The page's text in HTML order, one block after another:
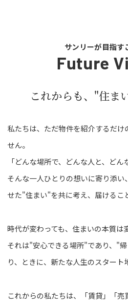
サンリーが目指す
Future
これからも、"住ま
私たちは、ただ物件を紹介するだけ
せん。
「どんな場所で、どんな人と、どん
そんな一人ひとりの想いに寄り添い、
せた"住まい"を共に考え、届けるこ
時代が変わっても、住まいの本質は
それは"安心できる場所"であり、"
り、
ときに、新たな人生のスタート
これからの私たちは、「賃貸」「